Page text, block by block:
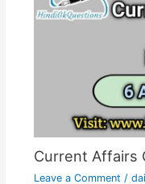
Current Affairs
Leave a Comment /